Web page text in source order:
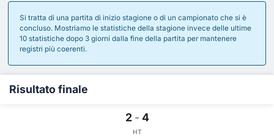
Si tratta di una partita di inizio stagione o di un campionato che si è
concluso. Mostriamo le statistiche della stagione invece delle ultime
10 statistiche dopo 3 giorni dalla fine della partita per mantenere
registri più coerenti.
Risultato finale
2 - 4
HT